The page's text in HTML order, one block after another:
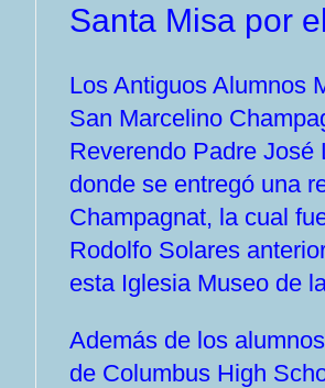
Santa Misa por
Los Antiguos Alumnos
San Marcelino
Reverendo Padre José
donde se entregó una
Champagnat, la cual
Rodolfo Solares
esta Iglesia Museo de
Además de los
de Columbus High